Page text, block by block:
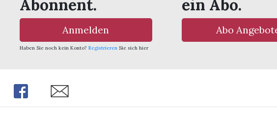
Abonnent.
Anmelden
Haben Sie noch kein Konto? Registrieren Sie sich hier
ein Abo.
Abo
Share Share